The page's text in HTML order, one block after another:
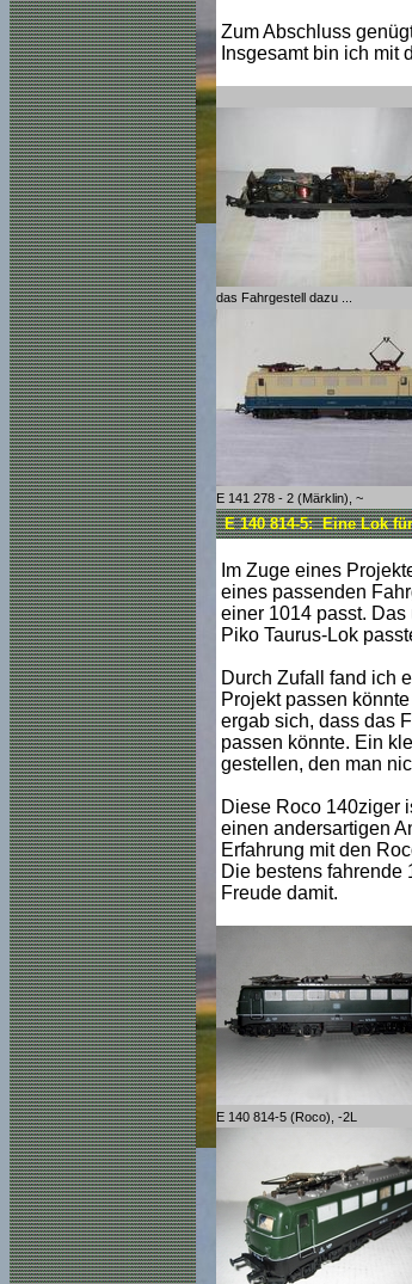
Zum Abschluss
Insgesamt bin ich mit
das Fahrgestell dazu ...
E 141 278 - 2 (Märklin), ~
E 140 814-5: Eine Lok
Im Zuge eines
eines passenden
einer 1014 passt.
Piko Taurus-Lok
Durch Zufall fand ich
Projekt passen
ergab sich, dass das
passen könnte. Ein
gestellen, den man
Diese Roco 140ziger
einen andersartigen
Erfahrung mit den
Die bestens fahrende
Freude damit.
E 140 814-5 (Roco), -2L